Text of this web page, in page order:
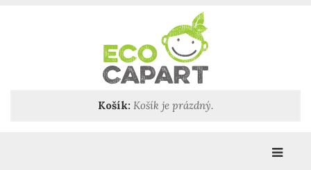
Košík: Košík je prázdný.